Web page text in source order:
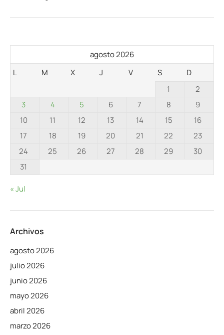
agosto 2026
L
M X J V S
D
1
2
3
4 5 6 7 8
9
10
11 12 13 14 15
16
17
18 19 20 21 22
23
24
25 26 27 28 29
30
31
« Jul
Archivos
agosto 2026
julio 2026
junio 2026
mayo 2026
abril 2026
marzo 2026